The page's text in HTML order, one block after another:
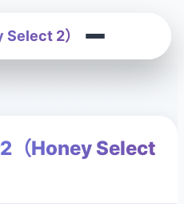
2）
（Honey Select